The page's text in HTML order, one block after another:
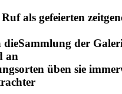
als gefeierten
der
an
üben sie